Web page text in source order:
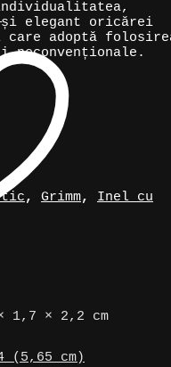
și elegant oricărei
adoptă
, Grimm, Inel cu
1,7 × 2,2 cm
(5,65 cm)